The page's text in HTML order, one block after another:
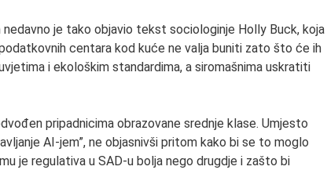
je tako objavio tekst sociologinje Holly Buck, koja
centara kod kuće ne valja buniti zato što će ih
i ekološkim standardima, a siromašnima uskratiti
pripadnicima obrazovane srednje klase. Umjesto
AI-jem”, ne objasnivši pritom kako bi se to moglo
je regulativa u SAD-u bolja nego drugdje i zašto bi